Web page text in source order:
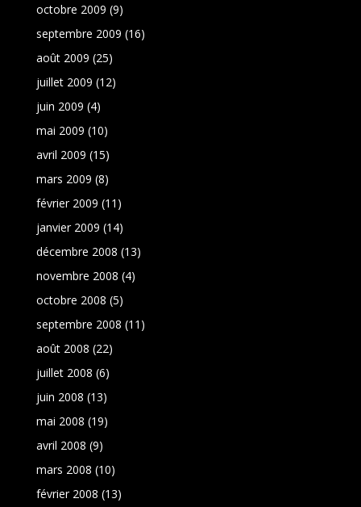
octobre 2009 (9)
septembre 2009 (16)
août 2009 (25)
juillet 2009 (12)
juin 2009 (4)
mai 2009 (10)
avril 2009 (15)
mars 2009 (8)
février 2009 (11)
janvier 2009 (14)
décembre 2008 (13)
novembre 2008 (4)
octobre 2008 (5)
septembre 2008 (11)
août 2008 (22)
juillet 2008 (6)
juin 2008 (13)
mai 2008 (19)
avril 2008 (9)
mars 2008 (10)
février 2008 (13)